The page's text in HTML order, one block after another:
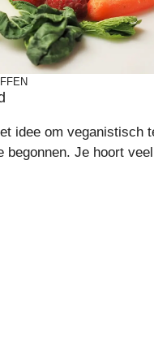
idee om veganistisch
begonnen. Je hoort veel